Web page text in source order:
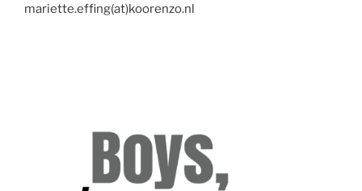
mariette.effing(at)koorenzo.nl